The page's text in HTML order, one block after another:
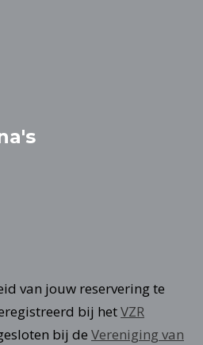
van jouw reservering te
bij hetVZR
bij de Vereniging van